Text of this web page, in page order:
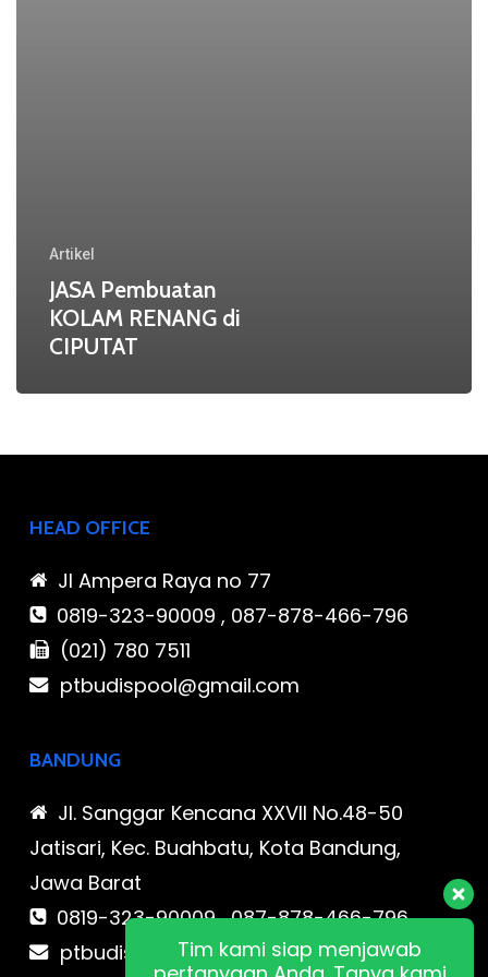
Artikel
JASA Pembuatan
KOLAM RENANG di
CIPUTAT
HEAD OFFICE
Jl Ampera Raya no 77
0819-323-90009 , 087-878-466-796
(021) 780 7511
ptbudispool@gmail.com
BANDUNG
Jl. Sanggar Kencana XXVII No.48-50
Jatisari, Kec. Buahbatu, Kota Bandung,
Jawa Barat
0819-323-90009 , 087-878-466-796
ptbudispool@gmail.comTim kami siap menjawab